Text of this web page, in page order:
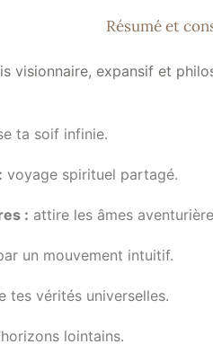
Résumé et
visionnaire, expansif et
ta soif infinie.
voyage spirituel partagé.
: attire les âmes
un mouvement intuitif.
tes vérités universelles.
lointains.